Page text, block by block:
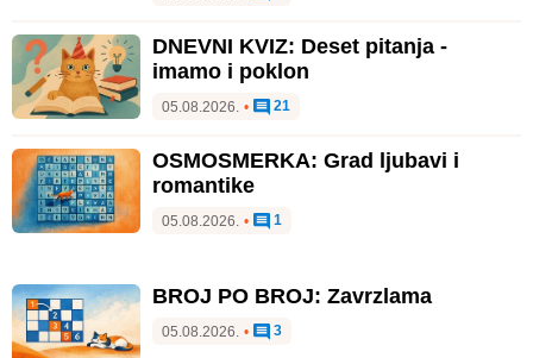
DNEVNI KVIZ: Deset pitanja -
imamo i poklon
05.08.2026. • 21
OSMOSMERKA: Grad ljubavi i
romantike
05.08.2026. • 1
BROJ PO BROJ: Zavrzlama
05.08.2026. • 3